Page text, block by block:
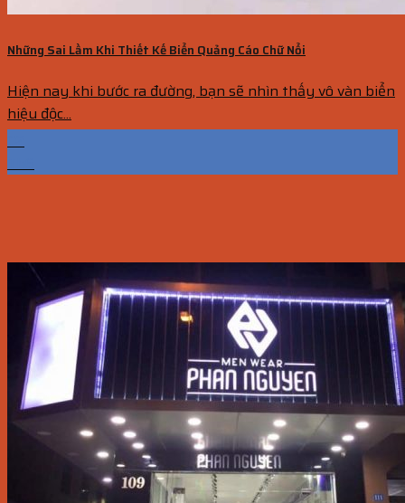
Những Sai Lầm Khi Thiết Kế Biển Quảng Cáo Chữ Nổi
Hiện nay khi bước ra đường, bạn sẽ nhìn thấy vô vàn biển
hiệu độc...
02
Th6